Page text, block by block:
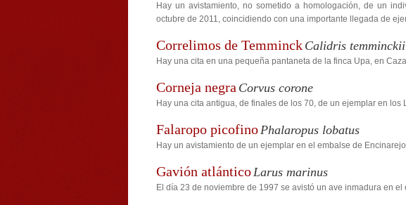
Hay un avistamiento, no sometido a homologación, de un
octubre de 2011, coincidiendo con una importante llegada de
Correlimos de Temminck Calidris temminckii
Hay una cita en una pequeña pantaneta de la finca Upa, en
Corneja negra Corvus corone
Hay una cita antigua, de finales de los 70, de un ejemplar en los
Falaropo picofinoPhalaropus lobatus
Hay un avistamiento de un ejemplar en el embalse de
Gavión atlánticoLarus marinus
El día 23 de noviembre de 1997 se avistó un ave inmadura en